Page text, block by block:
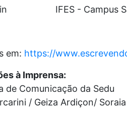
IFES - Campus
em: https://
à Imprensa:
de Comunicação da Sedu
/ Geiza Ardiçon/